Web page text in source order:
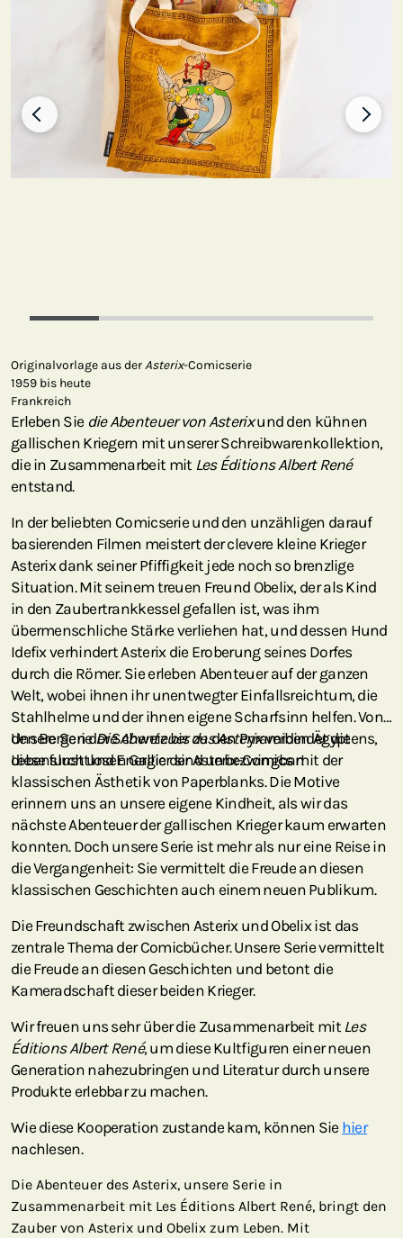
Originalvorlage aus derAsterix-Comicserie
1959 bis heute
Frankreich
Erleben Sie die Abenteuer von Asterixund den kühnen
gallischen Kriegern mit unserer Schreibwarenkollektion,
die in Zusammenarbeit mit Les Éditions Albert René
entstand.
In der beliebten Comicserie und den unzähligen darauf
basierenden Filmen meistert der clevere kleine Krieger
Asterix dank seiner Pfiffigkeit jede noch so brenzlige
Situation. Mit seinem treuen Freund Obelix, der als Kind
in den Zaubertrankkessel gefallen ist, was ihm
übermenschliche Stärke verliehen hat, und dessen Hund
Idefix verhindert Asterix die Eroberung seines Dorfes
durch die Römer. Sie erleben Abenteuer auf der ganzen
Welt, wobei ihnen ihr unentwegter Einfallsreichtum, die
Stahlhelme und der ihnen eigene Scharfsinn helfen. Von
den Bergen der Schweiz bis zu den Pyramiden Ägyptens,
diese furchtlosen Gallier sind unbezwingbar!
Unsere SerieDie Abenteuer des Asterixverbindet die
Lebenslust und Energie der Asterix-Comics mit der
klassischen Ästhetik von Paperblanks. Die Motive
erinnern uns an unsere eigene Kindheit, als wir das
nächste Abenteuer der gallischen Krieger kaum erwarten
konnten. Doch unsere Serie ist mehr als nur eine Reise in
die Vergangenheit: Sie vermittelt die Freude an diesen
klassischen Geschichten auch einem neuen Publikum.
Die Freundschaft zwischen Asterix und Obelix ist das
zentrale Thema der Comicbücher. Unsere Serie vermittelt
die Freude an diesen Geschichten und betont die
Kameradschaft dieser beiden Krieger.
Wir freuen uns sehr über die Zusammenarbeit mit Les
Éditions Albert René, um diese Kultfiguren einer neuen
Generation nahezubringen und Literatur durch unsere
Produkte erlebbar zu machen.
Wie diese Kooperation zustande kam, können Sie hier
nachlesen.
Die Abenteuer des Asterix, unsere Serie in
Zusammenarbeit mit Les Éditions Albert René, bringt den
Zauber von Asterix und Obelix zum Leben. Mit